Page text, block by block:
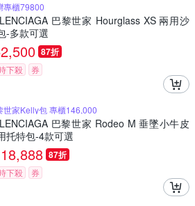
專櫃79800
巴黎世家 Hourglass XS 兩用沙
-多款可選
87折
下殺 券
世家Kelly包 專櫃146,000
巴黎世家 Rodeo M 垂墜小牛皮
托特包-4款可選
87折
下殺 券